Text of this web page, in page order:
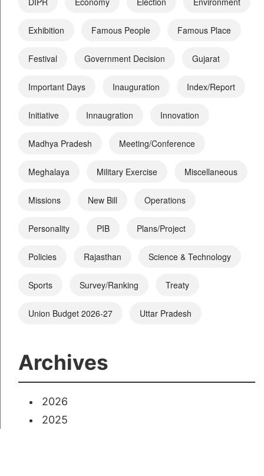
Exhibition Famous People Famous Place
Festival Government Decision Gujarat
Important Days Inauguration Index/Report
Initiative Innaugration Innovation
Madhya Pradesh Meeting/Conference
Meghalaya Military Exercise Miscellaneous
Missions New Bill Operations
Personality PIB Plans/Project
Policies Rajasthan Science & Technology
Sports Survey/Ranking Treaty
Union Budget 2026-27 Uttar Pradesh
Archives
2026
2025